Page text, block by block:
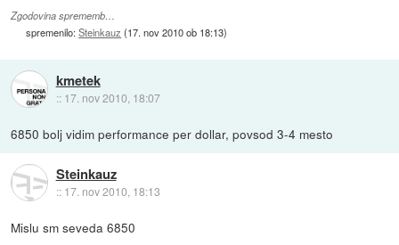
Zgodovina sprememb…
spremenilo:Steinkauz (17. nov 2010 ob 18:13)
kmetek
:: 17. nov 2010, 18:07
6850 bolj vidim performance per dollar, povsod 3-4 mesto
Steinkauz
:: 17. nov 2010, 18:13
Mislu sm seveda 6850